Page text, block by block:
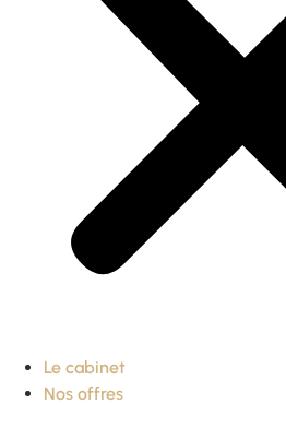
Le cabinet
Nos offres